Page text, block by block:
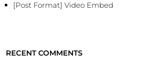
[Post Format] Video Embed
RECENT COMMENTS